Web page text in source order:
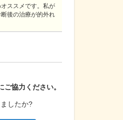
協力ください。
したか?
ススメです。私が
後の治療が的外れ